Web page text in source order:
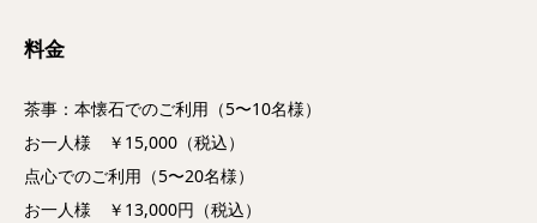
料金
茶事：本懐石でのご利用（5〜10名様）
お一人様 ￥15,000（税込）
点心でのご利用（5〜20名様）
お一人様 ￥13,000円（税込）